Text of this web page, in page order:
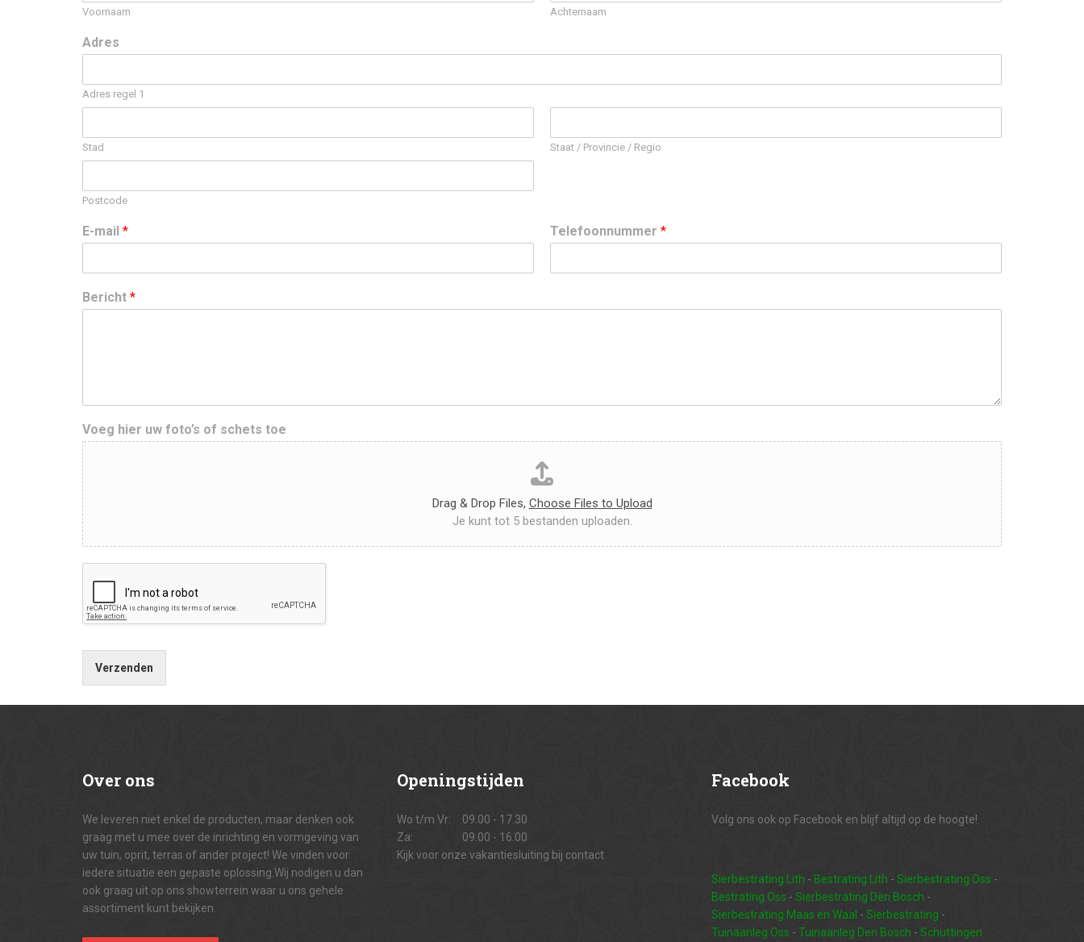
Voornaam Achternaam
Adres
Adres regel 1
Stad Staat / Provincie / Regio
Postcode
E-mail * Telefoonnummer *
Bericht *
Voeg hier uw foto’s of schets toe
Drag & Drop Files, Choose Files to Upload
Je kunt tot 5 bestanden uploaden.
Verzenden
Over ons
We leveren niet enkel de producten, maar denken ook
graag met u mee over de inrichting en vormgeving van
uw tuin, oprit, terras of ander project! We vinden voor
iedere situatie een gepaste oplossing.Wij nodigen u dan
ook graag uit op ons showterrein waar u ons gehele
assortiment kunt bekijken.
Openingstijden
Wo t/m Vr:
09.00 - 17.30
Za:
09.00 - 16.00
Kijk voor onze vakantiesluiting bij contact
Facebook
Volg ons ook op Facebook en blijf altijd op de hoogte!
Sierbestrating Lith - Bestrating Lith - Sierbestrating Oss -
Bestrating Oss - Sierbestrating Den Bosch -
Sierbestrating Maas en Waal - Sierbestrating -
Tuinaanleg Oss - Tuinaanleg Den Bosch - Schuttingen